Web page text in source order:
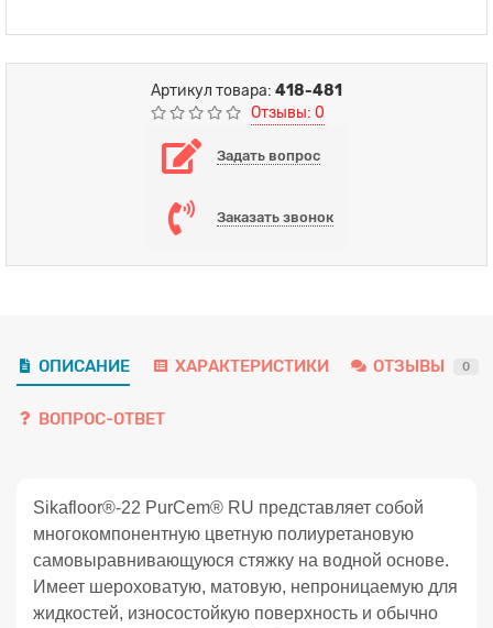
Артикул товара: 418-481
Отзывы: 0
Задать вопрос
Заказать звонок
ОПИСАНИЕ ХАРАКТЕРИСТИКИ ОТЗЫВЫ 0
ВОПРОС-ОТВЕТ
Sikafloor®-22 PurCem® RU представляет собой
многокомпонентную цветную полиуретановую
самовыравнивающуюся стяжку на водной основе.
Имеет шероховатую, матовую, непроницаемую для
жидкостей, износостойкую поверхность и обычно